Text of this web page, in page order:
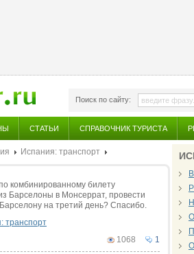
Поиск по сайту:
СТАТЬИ СПРАВОЧНИК ТУРИСТА
Испания: транспорт
комбинированному билету
Барселоны в Монсеррат, провести
на третий день? Спасибо.
транспорт
1
1068